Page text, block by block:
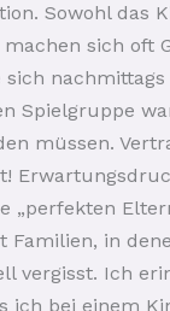
Sowohl das
sich
Spielgruppe
müssen.
in
vergisst. Ich
ich bei einem